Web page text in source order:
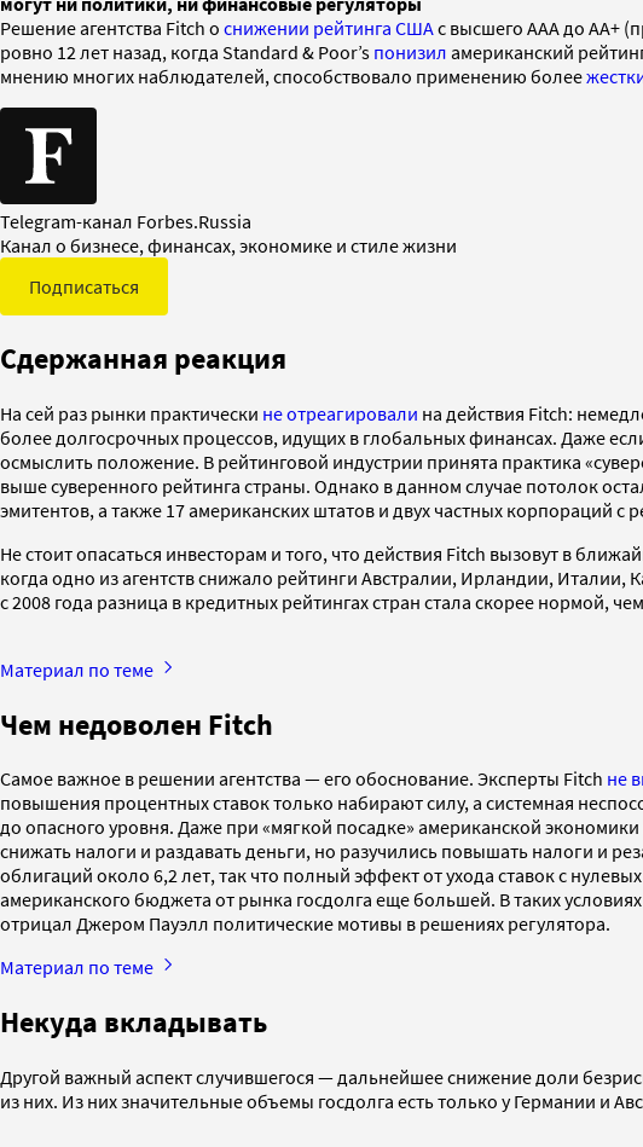
Решение агентства Fitch о снижении рейтинга СШАс высшего ААА до АА+
ровно 12 лет назад, когда Standard & Poor’s понизил американский
мнению многих наблюдателей, способствовало применению более
Telegram-канал Forbes.Russia
Канал о бизнесе, финансах, экономике и стиле жизни
Подписаться
Сдержанная реакция
На сей раз рынки практически не отреагировали на действия Fitch:
более долгосрочных процессов, идущих в глобальных финансах. Даже
осмыслить положение. В рейтинговой индустрии принята практика
выше суверенного рейтинга страны. Однако в данном случае потолок
эмитентов, а также 17 американских штатов и двух частных корпораций
Не стоит опасаться инвесторам и того, что действия Fitch вызовут в
когда одно из агентств снижало рейтинги Австралии, Ирландии, Италии,
c 2008 года разница в кредитных рейтингах стран стала скорее нормой,
Материал по теме
Чем недоволен Fitch
Самое важное в решении агентства — его обоснование. Эксперты Fitch не
повышения процентных ставок только набирают силу, а системная
до опасного уровня. Даже при «мягкой посадке» американской
снижать налоги и раздавать деньги, но разучились повышать налоги и
облигаций около 6,2 лет, так что полный эффект от ухода ставок с
американского бюджета от рынка госдолга еще большей. В таких
отрицал Джером Пауэлл политические мотивы в решениях регулятора.
Материал по теме
Некуда вкладывать
Другой важный аспект случившегося — дальнейшее снижение доли
из них. Из них значительные объемы госдолга есть только у Германии и